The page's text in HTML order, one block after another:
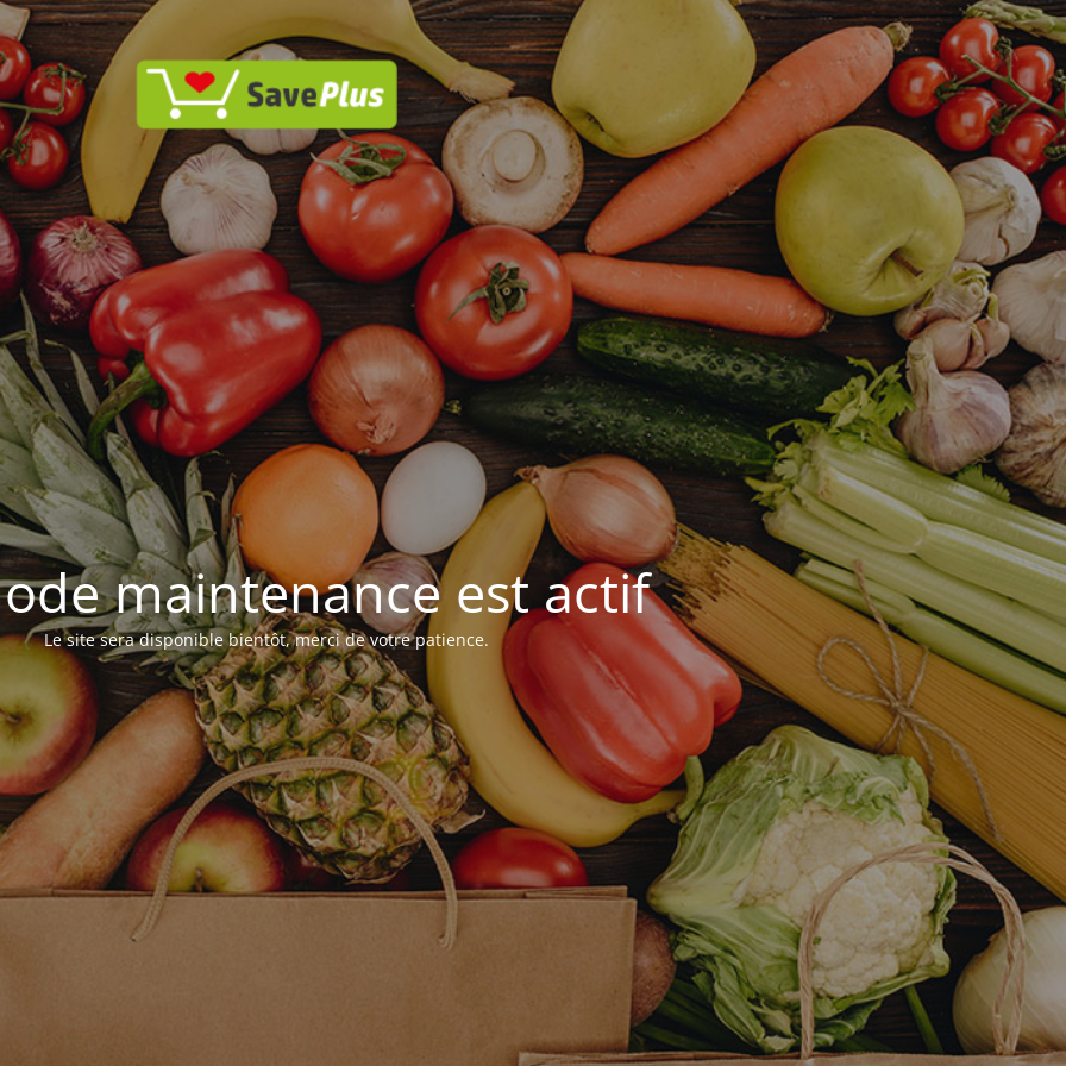
maintenance est actif
Le site sera disponible bientôt, merci de votre patience.